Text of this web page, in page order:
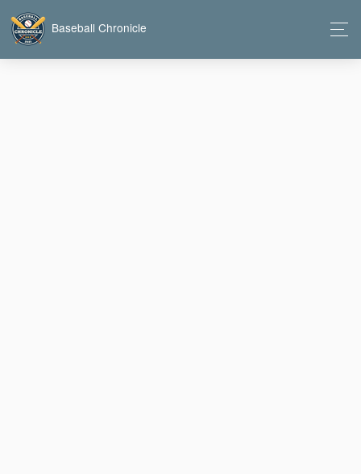
Baseball Chronicle